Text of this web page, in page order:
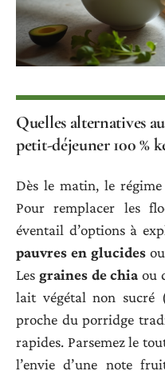
Quelles alternatives
petit-déjeuner 100 %
Dès le matin, le
Pour remplacer les
éventail d’options à
pauvres en glucides
Les graines de chia ou
lait végétal non sucré
proche du porridge
rapides. Parsemez le
l’envie d’une note